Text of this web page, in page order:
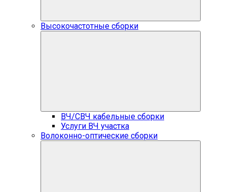
Высокочастотные сборки
ВЧ/СВЧ кабельные сборки
Услуги ВЧ участка
Волоконно-оптические сборки